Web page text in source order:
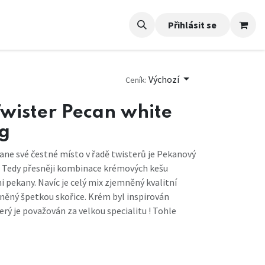
Přihlásit se
Ceník: Výchozí
Pecan white
své čestné místo v řadě twisterů je Pekanový
přesněji kombinace krémových kešu
Navíc je celý mix zjemněný kvalitní
špetkou skořice. Krém byl inspirován
je považován za velkou specialitu ! Tohle